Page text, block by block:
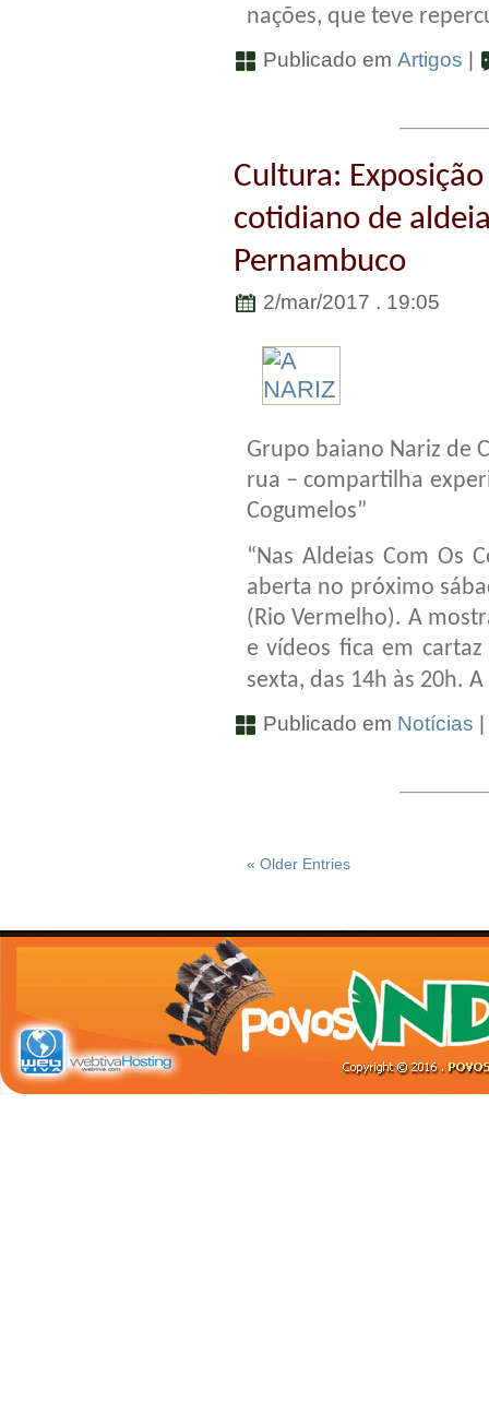
nações, que teve
Publicado em Artigos
Cultura:
cotidiano de
Pernambuco
2/mar/2017 . 19:05
Grupo baiano Nariz de
rua – compartilha
Cogumelos”
“Nas Aldeias Com Os
aberta no próximo
(Rio Vermelho). A
e vídeos fica em
sexta, das 14h às 20h.
Publicado em Notícias |
« Older Entries